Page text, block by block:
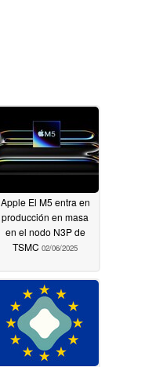
Apple El M5 entra en
producción en masa
en el nodo N3P de
TSMC 02/06/2025